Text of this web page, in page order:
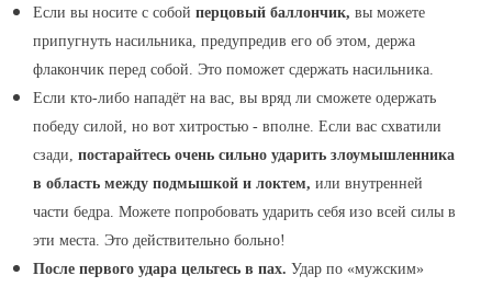
Если вы носите с собой перцовый баллончик, вы можете
припугнуть насильника, предупредив его об этом, держа
флакончик перед собой. Это поможет сдержать насильника.
Если кто-либо нападёт на вас, вы вряд ли сможете одержать
победу силой, но вот хитростью - вполне. Если вас схватили
сзади, постарайтесь очень сильно ударить злоумышленника
в область между подмышкой и локтем, или внутренней
части бедра. Можете попробовать ударить себя изо всей силы в
эти места. Это действительно больно!
После первого удара цельтесь в пах. Удар по «мужским»